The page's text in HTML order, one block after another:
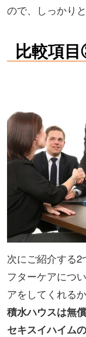
ので、しっかり
比較項
次にご紹介する
フターケアにつ
アをしてくれる
積水ハウスは無
セキスイハイム